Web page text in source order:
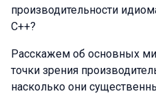
производительности
C++?
Расскажем об основных
точки зрения
насколько они